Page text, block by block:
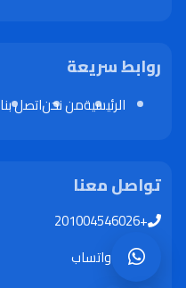
روابط سريعة
الرئيسيةمن نحناتصل بنا
تواصل معنا
+201004546026
واتساب